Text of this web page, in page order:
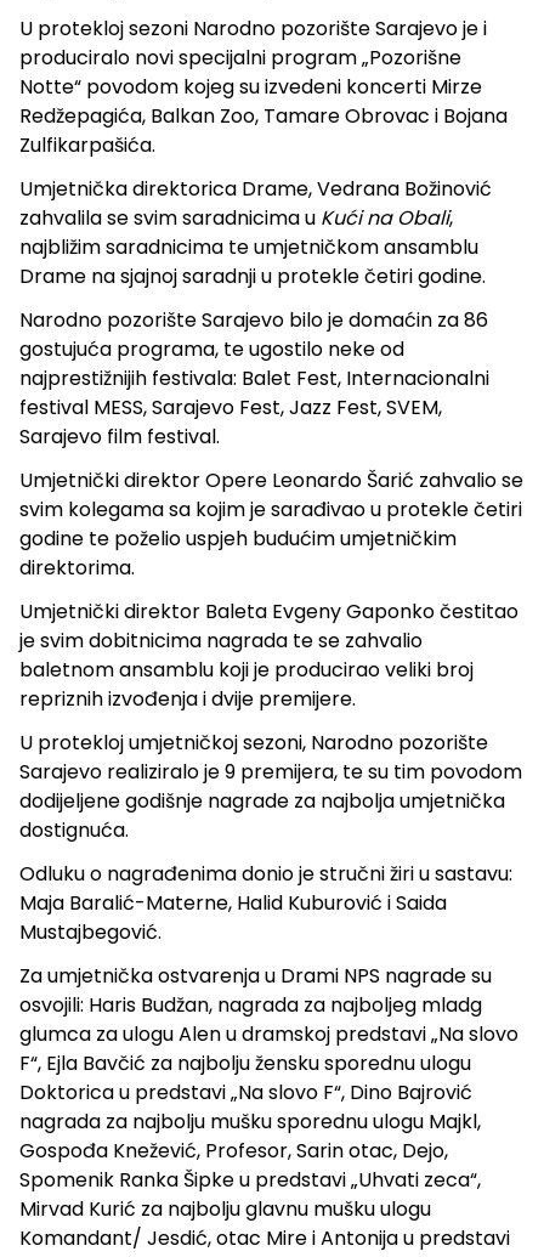
U protekloj sezoni Narodno pozorište Sarajevo je i
produciralo novi specijalni program „Pozorišne
Notte“ povodom kojeg su izvedeni koncerti Mirze
Redžepagića, Balkan Zoo, Tamare Obrovac i Bojana
Zulfikarpašića.
Umjetnička direktorica Drame, Vedrana Božinović
zahvalila se svim saradnicima u Kući na Obali,
najbližim saradnicima te umjetničkom ansamblu
Drame na sjajnoj saradnji u protekle četiri godine.
Narodno pozorište Sarajevo bilo je domaćin za 86
gostujuća programa, te ugostilo neke od
najprestižnijih festivala: Balet Fest, Internacionalni
festival MESS, Sarajevo Fest, Jazz Fest, SVEM,
Sarajevo film festival.
Umjetnički direktor Opere Leonardo Šarić zahvalio se
svim kolegama sa kojim je sarađivao u protekle četiri
godine te poželio uspjeh budućim umjetničkim
direktorima.
Umjetnički direktor Baleta Evgeny Gaponko čestitao
je svim dobitnicima nagrada te se zahvalio
baletnom ansamblu koji je producirao veliki broj
repriznih izvođenja i dvije premijere.
U protekloj umjetničkoj sezoni, Narodno pozorište
Sarajevo realiziralo je 9 premijera, te su tim povodom
dodijeljene godišnje nagrade za najbolja umjetnička
dostignuća.
Odluku o nagrađenima donio je stručni žiri u sastavu:
Maja Baralić-Materne, Halid Kuburović i Saida
Mustajbegović.
Za umjetnička ostvarenja u Drami NPS nagrade su
osvojili: Haris Budžan, nagrada za najboljeg mladg
glumca za ulogu Alen u dramskoj predstavi „Na slovo
F“, Ejla Bavčić za najbolju žensku sporednu ulogu
Doktorica u predstavi „Na slovo F“, Dino Bajrović
nagrada za najbolju mušku sporednu ulogu Majkl,
Gospođa Knežević, Profesor, Sarin otac, Dejo,
Spomenik Ranka Šipke u predstavi „Uhvati zeca“,
Mirvad Kurić za najbolju glavnu mušku ulogu
Komandant/ Jesdić, otac Mire i Antonija u predstavi